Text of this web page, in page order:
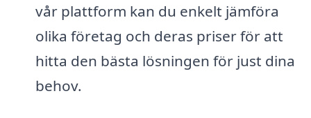
vår plattform kan du enkelt jämföra
olika företag och deras priser för att
hitta den bästa lösningen för just dina
behov.